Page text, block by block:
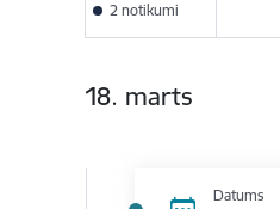
2 notikumi
18. marts
Datums